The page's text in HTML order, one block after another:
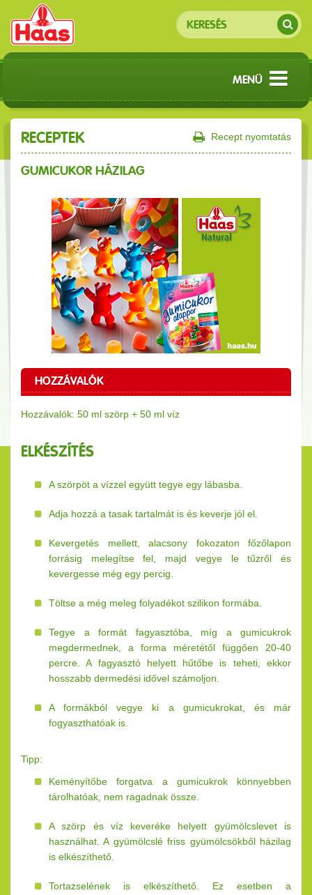
MENÜ
RECEPTEK Recept nyomtatás
GUMICUKOR HÁZILAG
HOZZÁVALÓK
Hozzávalók: 50 ml szörp + 50 ml víz
ELKÉSZÍTÉS
A szörpöt a vízzel együtt tegye egy lábasba.
Adja hozzá a tasak tartalmát is és keverje jól el.
Kevergetés mellett, alacsony fokozaton főzőlapon
forrásig melegítse fel, majd vegye le tűzről és
kevergesse még egy percig.
Töltse a még meleg folyadékot szilikon formába.
Tegye a formát fagyasztóba, míg a gumicukrok
megdermednek, a forma méretétől függően 20-40
percre. A fagyasztó helyett hűtőbe is teheti, ekkor
hosszabb dermedési idővel számoljon.
A formákból vegye ki a gumicukrokat, és már
fogyaszthatóak is.
Tipp:
Keményítőbe forgatva a gumicukrok könnyebben
tárolhatóak, nem ragadnak össze.
A szörp és víz keveréke helyett gyümölcslevet is
használhat. A gyümölcslé friss gyümölcsökből házilag
is elkészíthető.
Tortazselének is elkészíthető. Ez esetben a